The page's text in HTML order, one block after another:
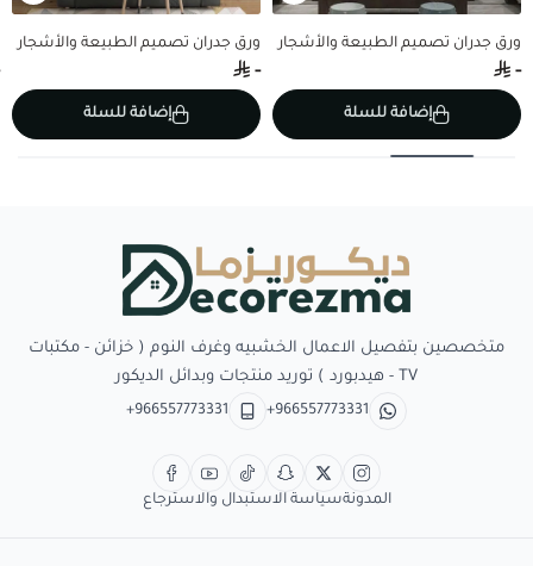
ورق جدران تصميم الطبيعة والأشجار
-
إضافة للسلة
ورق جدران تصميم الطبيعة والأشجار
-
إضافة للسلة
متخصصين بتفصيل الاعمال الخشبيه وغرف النوم ( خزائن - مكتبات
TV - هيدبورد ) توريد منتجات وبدائل الديكور
+966557773331
+966557773331
المدونةسياسة الاستبدال والاسترجاع